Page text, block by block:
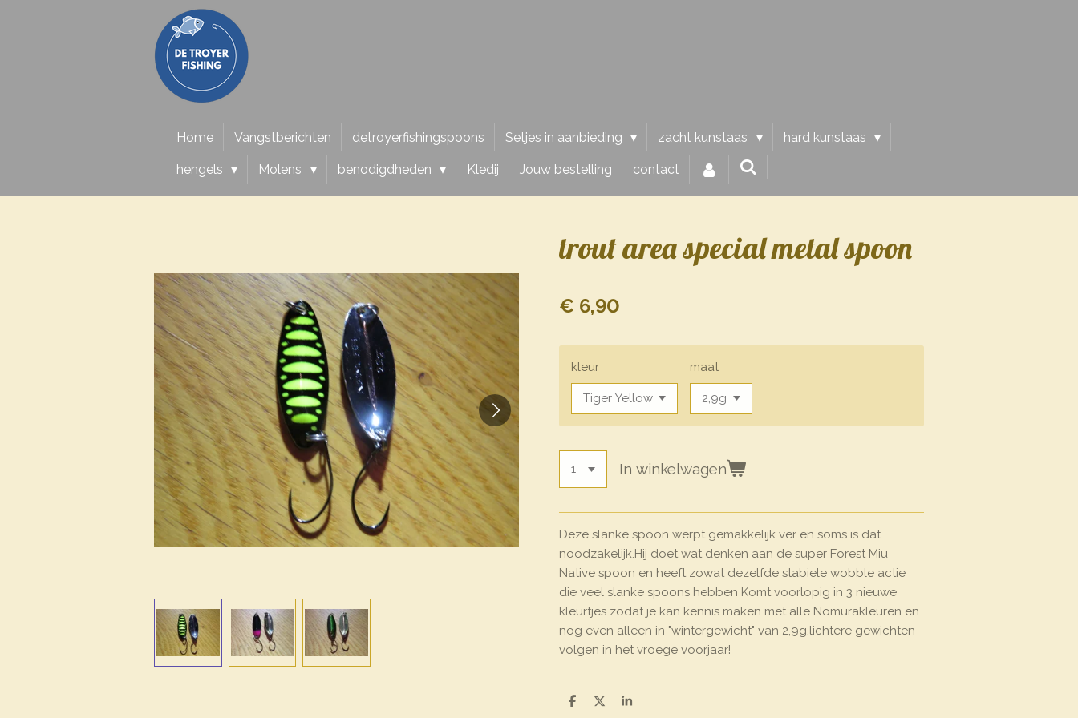
Home Vangstberichten detroyerfishingspoons Setjes in aanbieding zacht kunstaas hard kunstaas
hengels Molens benodigdheden Kledij Jouw bestelling contact
trout area special metal spoon
€ 6,90
kleur maat
In winkelwagen
Deze slanke spoon werpt gemakkelijk ver en soms is dat
noodzakelijk.Hij doet wat denken aan de super Forest Miu
Native spoon en heeft zowat dezelfde stabiele wobble actie
die veel slanke spoons hebben Komt voorlopig in 3 nieuwe
kleurtjes zodat je kan kennis maken met alle Nomurakleuren en
nog even alleen in "wintergewicht" van 2,9g,lichtere gewichten
volgen in het vroege voorjaar!
D
D
S